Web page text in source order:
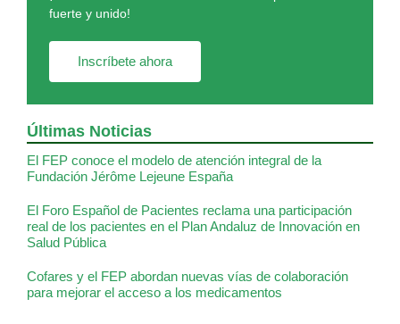
fuerte y unido!
Inscríbete ahora
Últimas Noticias
El FEP conoce el modelo de atención integral de la
Fundación Jérôme Lejeune España
El Foro Español de Pacientes reclama una participación
real de los pacientes en el Plan Andaluz de Innovación en
Salud Pública
Cofares y el FEP abordan nuevas vías de colaboración
para mejorar el acceso a los medicamentos